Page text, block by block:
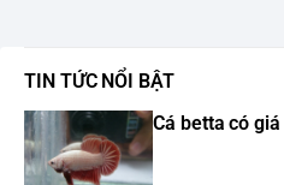
TIN TỨC NỔI BẬT
Cá betta có